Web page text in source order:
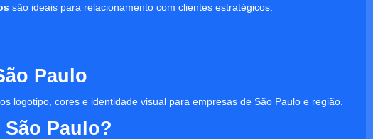
são ideais para relacionamento com clientes estratégicos.
Paulo
logotipo, cores e identidade visual para empresas de São Paulo e região.
Paulo?